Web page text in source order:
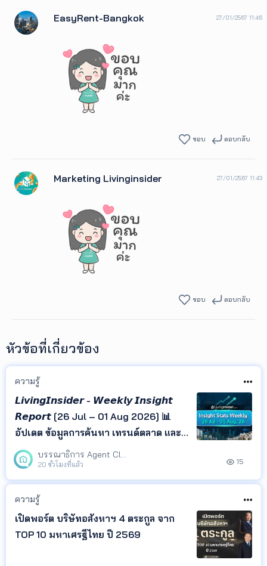
EasyRent-Bangkok 27/01/2567 11:46
ชอบ ตอบกลับ
Marketing Livinginsider 27/01/2567 11:43
ชอบ ตอบกลับ
หัวข้อที่เกี่ยวข้อง
ความรู้
𝙇𝙞𝙫𝙞𝙣𝙜𝙄𝙣𝙨𝙞𝙙𝙚𝙧 - 𝙒𝙚𝙚𝙠𝙡𝙮 𝙄𝙣𝙨𝙞𝙜𝙝𝙩
𝙍𝙚𝙥𝙤𝙧𝙩 [26 Jul – 01 Aug 2026] 📊
อัปเดต ข้อมูลการค้นหา เทรนด์ตลาด และ
ทำเลยอดนิยม จาก LivingInsider พร้อม
Insight ที่ช่วยให้คุณเข้าใจพฤติกรรมผู้
ค้นหา และติดตามทิศทางตลาด
อสังหาริมทรัพย์ได้ในที่เดียว
บรรณาธิการ Agent Club
20 ชั่วโมงที่แล้ว 15
ความรู้
เปิดพอร์ต บริษัทอสังหาฯ 4 ตระกูล จาก
TOP 10 มหาเศรฐีไทย ปี 2569